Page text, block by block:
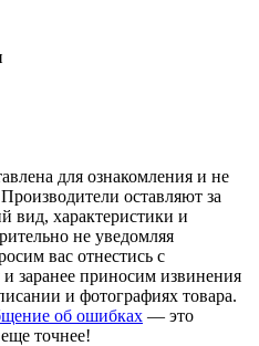
для ознакомления и не
оставляют за
вид, характеристики и
не уведомляя
вас отнестись с
заранее приносим извинения
и фотографиях товара.
об ошибках — это
точнее!